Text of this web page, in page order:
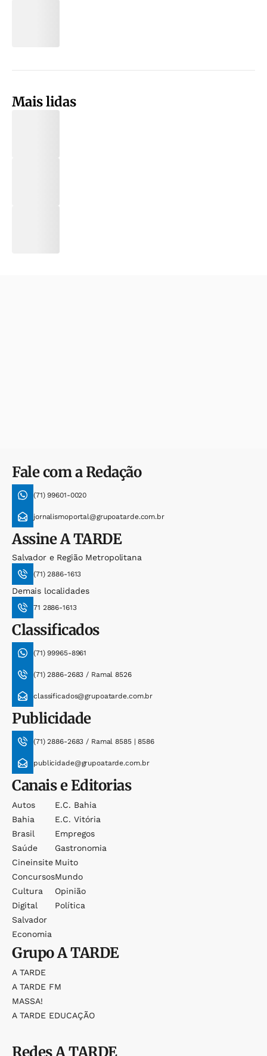
Mais lidas
Fale com a Redação
(71) 99601-0020
jornalismoportal@grupoatarde.com.br
AssineA TARDE
Salvador e Região Metropolitana
(71) 2886-1613
Demais localidades
71 2886-1613
Classificados
(71) 99965-8961
(71) 2886-2683 / Ramal 8526
classificados@grupoatarde.com.br
Publicidade
(71) 2886-2683 / Ramal 8585 | 8586
publicidade@grupoatarde.com.br
Canais e Editorias
Autos
Bahia
Brasil
Saúde
Cineinsite
Concursos
Cultura
Digital
Salvador
Economia
E.c. Bahia
E.c. Vitória
Empregos
Gastronomia
Muito
Mundo
Opinião
Política
GrupoA TARDE
A TARDE
A TARDE FM
MASSA!
A TARDE EDUCAÇÃO
RedesA TARDE